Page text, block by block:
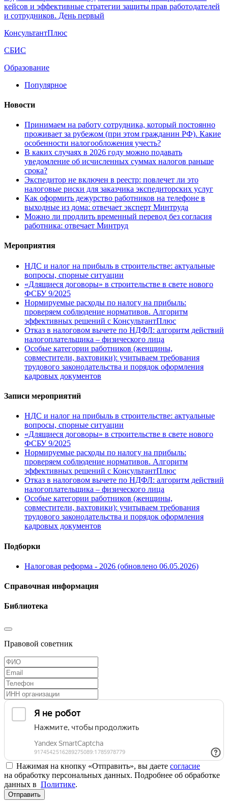
кейсов и эффективные стратегии защиты прав работодателей
и сотрудников. День первый
КонсультантПлюс
СБИС
Образование
Популярное
Новости
Принимаем на работу сотрудника, который постоянно
проживает за рубежом (при этом гражданин РФ). Какие
особенности налогообложения учесть?
В каких случаях в 2026 году можно подавать
уведомление об исчисленных суммах налогов раньше
срока?
Экспедитор не включен в реестр: повлечет ли это
налоговые риски для заказчика экспедиторских услуг
Как оформить дежурство работников на телефоне в
выходные из дома: отвечает эксперт Минтруда
Можно ли продлить временный перевод без согласия
работника: отвечает Минтруд
Мероприятия
НДС и налог на прибыль в строительстве: актуальные
вопросы, спорные ситуации
«Длящиеся договоры» в строительстве в свете нового
ФСБУ 9/2025
Нормируемые расходы по налогу на прибыль:
проверяем соблюдение нормативов. Алгоритм
эффективных решений с КонсультантПлюс
Отказ в налоговом вычете по НДФЛ: алгоритм действий
налогоплательщика – физического лица
Особые категории работников (женщины,
совместители, вахтовики): учитываем требования
трудового законодательства и порядок оформления
кадровых документов
Записи мероприятий
НДС и налог на прибыль в строительстве: актуальные
вопросы, спорные ситуации
«Длящиеся договоры» в строительстве в свете нового
ФСБУ 9/2025
Нормируемые расходы по налогу на прибыль:
проверяем соблюдение нормативов. Алгоритм
эффективных решений с КонсультантПлюс
Отказ в налоговом вычете по НДФЛ: алгоритм действий
налогоплательщика – физического лица
Особые категории работников (женщины,
совместители, вахтовики): учитываем требования
трудового законодательства и порядок оформления
кадровых документов
Подборки
Налоговая реформа - 2026 (обновлено 06.05.2026)
Справочная информация
Библиотека
Правовой советник
Нажимая на кнопку «Отправить», вы даете согласие
на обработку персональных данных. Подробнее об обработке
данных в Политике.
Отправить